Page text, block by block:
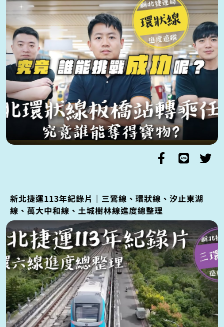
新北捷運113年紀錄片｜三鶯線、環狀線、汐止東湖
線、萬大中和線、土城樹林線進度總整理